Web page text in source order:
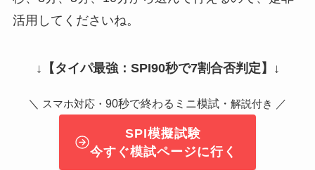
活用してくださいね。
↓ 【タイパ最強：SPI90秒で7割合否判定】 ↓
＼ スマホ対応・ 90秒で終わるミニ模試・ 解説付き ／
SPI模擬試験
今すぐ模試ページに行く